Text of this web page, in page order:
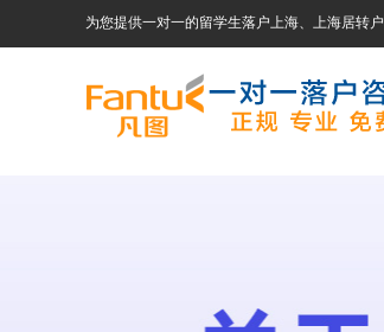
为您提供一对一的留学生落户上海、上海居转